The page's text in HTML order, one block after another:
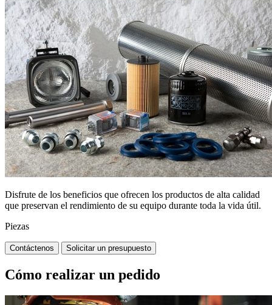
Disfrute de los beneficios que ofrecen los productos de alta calidad
que preservan el rendimiento de su equipo durante toda la vida útil.
Piezas
Contáctenos Solicitar un presupuesto
Cómo realizar un pedido